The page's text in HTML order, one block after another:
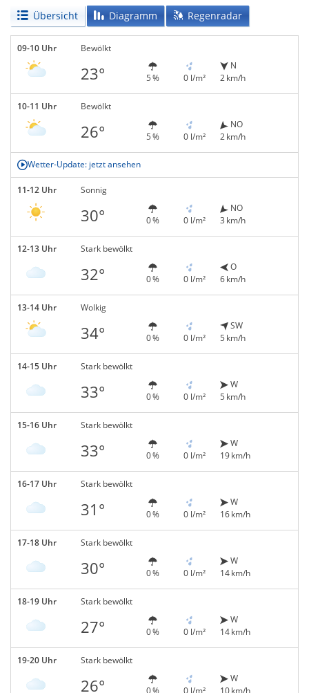
Übersicht Diagramm Regenradar
09-10 Uhr Bewölkt
23° 5 % 0 l/m²
N
2 km/h
10-11 Uhr Bewölkt
26° 5 % 0 l/m²
NO
2 km/h
Wetter-Update: jetzt ansehen
11-12 Uhr Sonnig
30° 0 % 0 l/m²
NO
3 km/h
12-13 Uhr Stark bewölkt
32° 0 % 0 l/m²
O
6 km/h
13-14 Uhr Wolkig
34° 0 % 0 l/m²
SW
5 km/h
14-15 Uhr Stark bewölkt
33° 0 % 0 l/m²
W
5 km/h
15-16 Uhr Stark bewölkt
33° 0 % 0 l/m²
W
19 km/h
16-17 Uhr Stark bewölkt
31° 0 % 0 l/m²
W
16 km/h
17-18 Uhr Stark bewölkt
30° 0 % 0 l/m²
W
14 km/h
18-19 Uhr Stark bewölkt
27° 0 % 0 l/m²
W
14 km/h
19-20 Uhr Stark bewölkt
26° 0 % 0 l/m²
W
10 km/h